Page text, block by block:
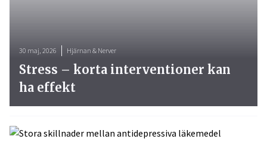
30 maj, 2026 Hjärnan & Nerver
Stress – korta interventioner kan
ha effekt